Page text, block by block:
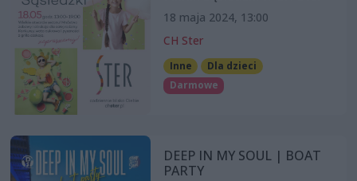
18 maja 2024, 13:00
CH Ster
Inne
Dla dzieci
Darmowe
DEEP IN MY SOUL | BOAT
PARTY